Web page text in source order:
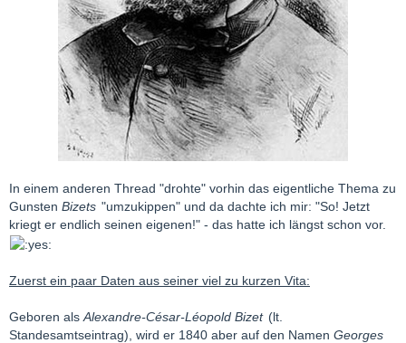
In einem anderen Thread "drohte" vorhin das eigentliche Thema zu
Gunsten Bizets "umzukippen" und da dachte ich mir: "So! Jetzt
kriegt er endlich seinen eigenen!" - das hatte ich längst schon vor.
Zuerst ein paar Daten aus seiner viel zu kurzen Vita:
Geboren als Alexandre-César-Léopold Bizet (lt.
Standesamtseintrag), wird er 1840 aber auf den Namen Georges